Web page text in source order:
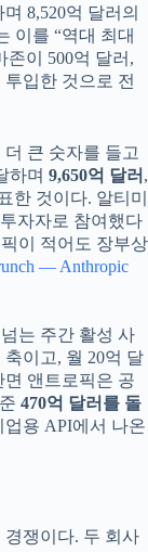
8,520억 달러의
이를 “역대 최대
존이 500억 달러,
입한 것으로 전
큰 숫자를 들고
하며 9,650억 달러 ,
한 것이다. 알티미
자자로 참여했다
이 적어도 장부상
— Anthropic
는 주간 활성 사
이고, 월 20억 달
앤트로픽은 공
470억 달러를 돌
용 API에서 나온
쟁이다. 두 회사